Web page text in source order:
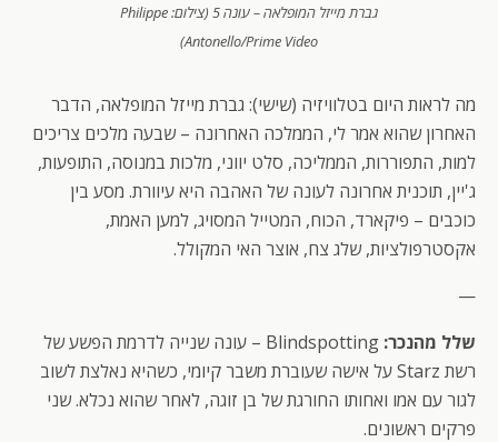
גברת מייזל המופלאה – עונה 5 (צילום: Philippe
Antonello/Prime Video)
מה לראות היום בטלוויזיה (שישי): גברת מייזל המופלאה, הדבר
האחרון שהוא אמר לי, הממלכה האחרונה – שבעה מלכים צריכים
למות, התפוררות, הממליכה, סלט יווני, מלכות במנוסה, התופעות,
ג'יין, תוכנית אחרונה לעונה של האהבה היא עיוורת. מסע בין
כוכבים – פיקארד, הכוח, המטייל המסויג, למען האמת,
אקסטרפולציות, שלג צח, אוצר האי המקולל.
—
שלל מהנכר:
Blindspotting – עונה שנייה לדרמת הפשע של
רשת Starz על אישה שעוברת משבר קיומי, כשהיא נאלצת לשוב
לגור עם אמו ואחותו החורגת של בן זוגה, לאחר שהוא נכלא. שני
פרקים ראשונים.